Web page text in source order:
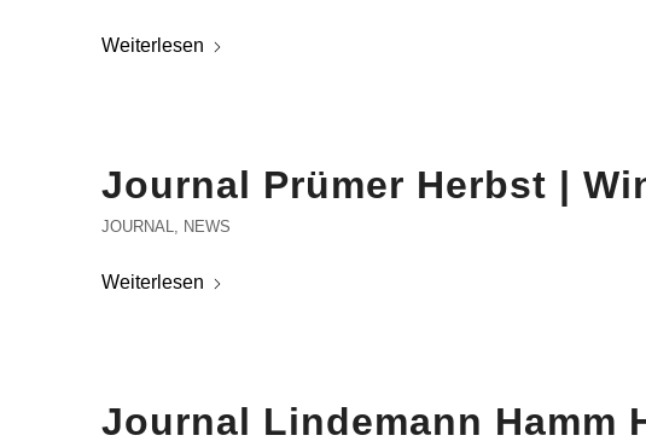
Weiterlesen
Journal Prümer Herbst |
JOURNAL, NEWS
Weiterlesen
Journal Lindemann Hamm